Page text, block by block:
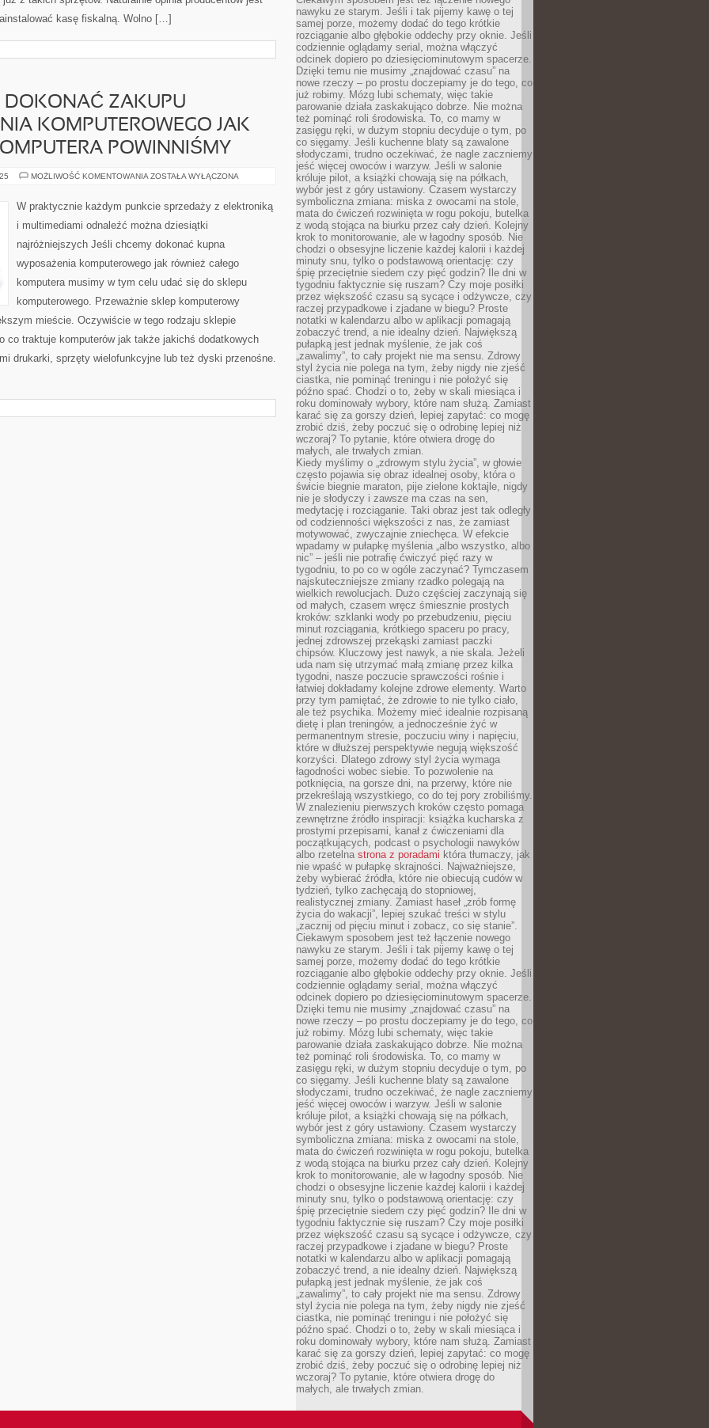
kasę fiskalną. Wolno […]
DOKONAĆ ZAKUPU
KOMPUTEROWEGO JAK
POWINNIŚMY
MOŻLIWOŚĆ KOMENTOWANIA JEŚLI
ZAKUPU
OPRZYRZĄDOWANIA
JAK
CAŁEGO
POWINNIŚMY
ZOSTAŁA WYŁĄCZONA
W praktycznie każdym punkcie sprzedaży z elektroniką
i multimediami odnaleźć można dziesiątki
najróżniejszych Jeśli chcemy dokonać kupna
wyposażenia komputerowego jak również całego
komputera musimy w tym celu udać się do sklepu
komputerowego. Przeważnie sklep komputerowy
mieście. Oczywiście w tego rodzaju sklepie
co traktuje komputerów jak także jakichś dodatkowych
drukarki, sprzęty wielofunkcyjne lub też dyski przenośne.
nawyku ze starym. Jeśli i tak pijemy kawę o tej
samej porze, możemy dodać do tego krótkie
rozciąganie albo głębokie oddechy przy oknie. Jeśli
codziennie oglądamy serial, można włączyć
odcinek dopiero po dziesięciominutowym spacerze.
Dzięki temu nie musimy „znajdować czasu” na
nowe rzeczy – po prostu doczepiamy je do tego, co
już robimy. Mózg lubi schematy, więc takie
parowanie działa zaskakująco dobrze. Nie można
też pominąć roli środowiska. To, co mamy w
zasięgu ręki, w dużym stopniu decyduje o tym, po
co sięgamy. Jeśli kuchenne blaty są zawalone
słodyczami, trudno oczekiwać, że nagle zaczniemy
jeść więcej owoców i warzyw. Jeśli w salonie
króluje pilot, a książki chowają się na półkach,
wybór jest z góry ustawiony. Czasem wystarczy
symboliczna zmiana: miska z owocami na stole,
mata do ćwiczeń rozwinięta w rogu pokoju, butelka
z wodą stojąca na biurku przez cały dzień. Kolejny
krok to monitorowanie, ale w łagodny sposób. Nie
chodzi o obsesyjne liczenie każdej kalorii i każdej
minuty snu, tylko o podstawową orientację: czy
śpię przeciętnie siedem czy pięć godzin? Ile dni w
tygodniu faktycznie się ruszam? Czy moje posiłki
przez większość czasu są sycące i odżywcze, czy
raczej przypadkowe i zjadane w biegu? Proste
notatki w kalendarzu albo w aplikacji pomagają
zobaczyć trend, a nie idealny dzień. Największą
pułapką jest jednak myślenie, że jak coś
„zawalimy”, to cały projekt nie ma sensu. Zdrowy
styl życia nie polega na tym, żeby nigdy nie zjeść
ciastka, nie pominąć treningu i nie położyć się
późno spać. Chodzi o to, żeby w skali miesiąca i
roku dominowały wybory, które nam służą. Zamiast
karać się za gorszy dzień, lepiej zapytać: co mogę
zrobić dziś, żeby poczuć się o odrobinę lepiej niż
wczoraj? To pytanie, które otwiera drogę do
małych, ale trwałych zmian.
Kiedy myślimy o „zdrowym stylu życia”, w głowie
często pojawia się obraz idealnej osoby, która o
świcie biegnie maraton, pije zielone koktajle, nigdy
nie je słodyczy i zawsze ma czas na sen,
medytację i rozciąganie. Taki obraz jest tak odległy
od codzienności większości z nas, że zamiast
motywować, zwyczajnie zniechęca. W efekcie
wpadamy w pułapkę myślenia „albo wszystko, albo
nic” – jeśli nie potrafię ćwiczyć pięć razy w
tygodniu, to po co w ogóle zaczynać? Tymczasem
najskuteczniejsze zmiany rzadko polegają na
wielkich rewolucjach. Dużo częściej zaczynają się
od małych, czasem wręcz śmiesznie prostych
kroków: szklanki wody po przebudzeniu, pięciu
minut rozciągania, krótkiego spaceru po pracy,
jednej zdrowszej przekąski zamiast paczki
chipsów. Kluczowy jest nawyk, a nie skala. Jeżeli
uda nam się utrzymać małą zmianę przez kilka
tygodni, nasze poczucie sprawczości rośnie i
łatwiej dokładamy kolejne zdrowe elementy. Warto
przy tym pamiętać, że zdrowie to nie tylko ciało,
ale też psychika. Możemy mieć idealnie rozpisaną
dietę i plan treningów, a jednocześnie żyć w
permanentnym stresie, poczuciu winy i napięciu,
które w dłuższej perspektywie negują większość
korzyści. Dlatego zdrowy styl życia wymaga
łagodności wobec siebie. To pozwolenie na
potknięcia, na gorsze dni, na przerwy, które nie
przekreślają wszystkiego, co do tej pory zrobiliśmy.
W znalezieniu pierwszych kroków często pomaga
zewnętrzne źródło inspiracji: książka kucharska z
prostymi przepisami, kanał z ćwiczeniami dla
początkujących, podcast o psychologii nawyków
albo rzetelna strona z poradami która tłumaczy, jak
nie wpaść w pułapkę skrajności. Najważniejsze,
żeby wybierać źródła, które nie obiecują cudów w
tydzień, tylko zachęcają do stopniowej,
realistycznej zmiany. Zamiast haseł „zrób formę
życia do wakacji”, lepiej szukać treści w stylu
„zacznij od pięciu minut i zobacz, co się stanie”.
Ciekawym sposobem jest też łączenie nowego
nawyku ze starym. Jeśli i tak pijemy kawę o tej
samej porze, możemy dodać do tego krótkie
rozciąganie albo głębokie oddechy przy oknie. Jeśli
codziennie oglądamy serial, można włączyć
odcinek dopiero po dziesięciominutowym spacerze.
Dzięki temu nie musimy „znajdować czasu” na
nowe rzeczy – po prostu doczepiamy je do tego, co
już robimy. Mózg lubi schematy, więc takie
parowanie działa zaskakująco dobrze. Nie można
też pominąć roli środowiska. To, co mamy w
zasięgu ręki, w dużym stopniu decyduje o tym, po
co sięgamy. Jeśli kuchenne blaty są zawalone
słodyczami, trudno oczekiwać, że nagle zaczniemy
jeść więcej owoców i warzyw. Jeśli w salonie
króluje pilot, a książki chowają się na półkach,
wybór jest z góry ustawiony. Czasem wystarczy
symboliczna zmiana: miska z owocami na stole,
mata do ćwiczeń rozwinięta w rogu pokoju, butelka
z wodą stojąca na biurku przez cały dzień. Kolejny
krok to monitorowanie, ale w łagodny sposób. Nie
chodzi o obsesyjne liczenie każdej kalorii i każdej
minuty snu, tylko o podstawową orientację: czy
śpię przeciętnie siedem czy pięć godzin? Ile dni w
tygodniu faktycznie się ruszam? Czy moje posiłki
przez większość czasu są sycące i odżywcze, czy
raczej przypadkowe i zjadane w biegu? Proste
notatki w kalendarzu albo w aplikacji pomagają
zobaczyć trend, a nie idealny dzień. Największą
pułapką jest jednak myślenie, że jak coś
„zawalimy”, to cały projekt nie ma sensu. Zdrowy
styl życia nie polega na tym, żeby nigdy nie zjeść
ciastka, nie pominąć treningu i nie położyć się
późno spać. Chodzi o to, żeby w skali miesiąca i
roku dominowały wybory, które nam służą. Zamiast
karać się za gorszy dzień, lepiej zapytać: co mogę
zrobić dziś, żeby poczuć się o odrobinę lepiej niż
wczoraj? To pytanie, które otwiera drogę do
małych, ale trwałych zmian.